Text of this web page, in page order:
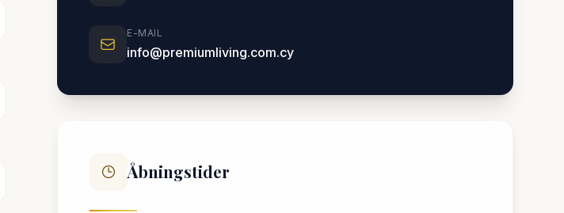
E-MAIL
info@premiumliving.com.cy
Åbningstider